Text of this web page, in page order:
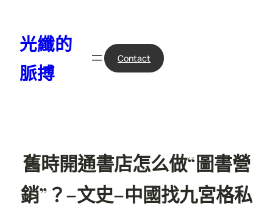
光纖的
脈搏
Contact
舊時開通書店怎么做“圖書營
銷”？–文史–中國找九宮格私